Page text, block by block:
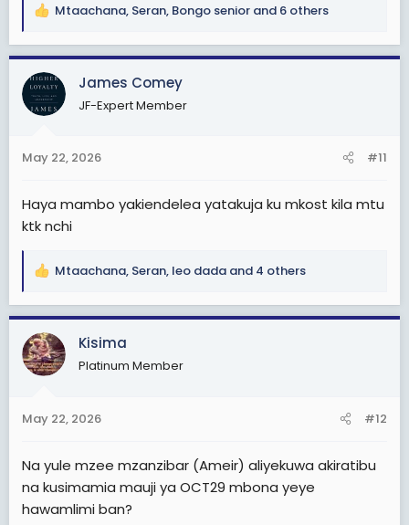
R
a
c
t
i
s
Mtaachana, Seran, Bongo senior and 6 others
James Comey
JF-Expert Member
May 22, 2026 #11
Haya mambo yakiendelea yatakuja ku mkost kila mtu
ktk nchi
R
a
c
t
i
s
Mtaachana, Seran, leo dada and 4 others
Kisima
Platinum Member
May 22, 2026 #12
Na yule mzee mzanzibar (Ameir) aliyekuwa akiratibu
na kusimamia mauji ya OCT29 mbona yeye
hawamlimi ban?